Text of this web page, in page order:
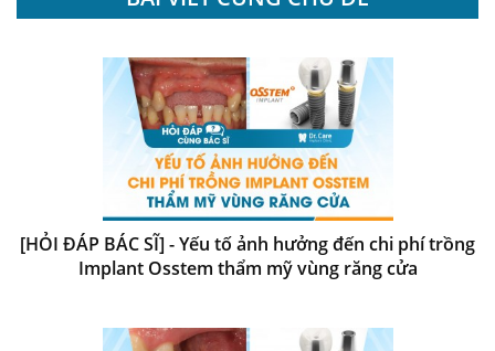
[HỎI ĐÁP BÁC SĨ] - Yếu tố ảnh hưởng đến chi phí trồng
Implant Osstem thẩm mỹ vùng răng cửa